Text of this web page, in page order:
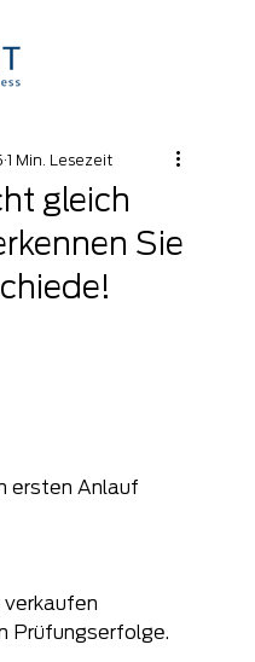
gleich
Sie
1 Min. Lesezeit
ersten Anlauf
Prüfungserfolge.